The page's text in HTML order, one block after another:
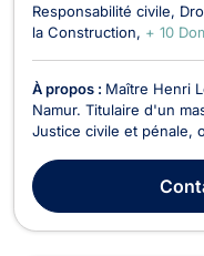
Responsabilité civile
la Construction
+ 10
À propos : Maître Henri
Namur. Titulaire d'un
Justice civile et pénale,
justiciables devant
Belgique. Vous faites